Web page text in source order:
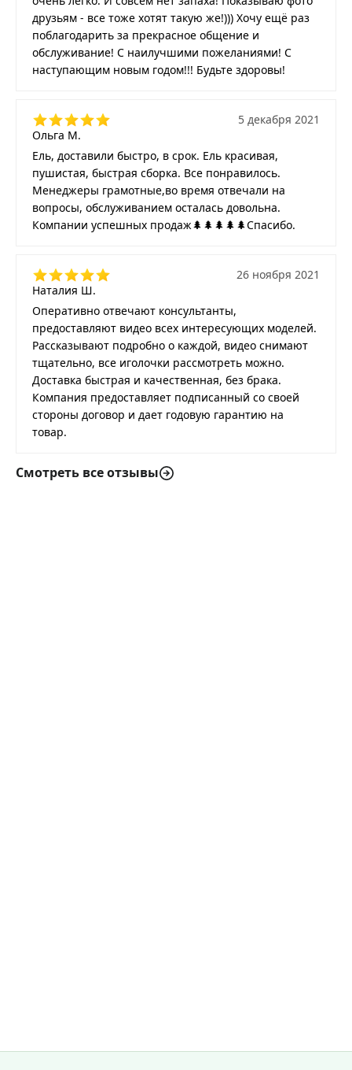
друзьям - все тоже хотят такую же!))) Хочу ещё раз
поблагодарить за прекрасное общение и
обслуживание! С наилучшими пожеланиями! С
наступающим новым годом!!! Будьте здоровы!
Ольга М.
5 декабря 2021
Ель, доставили быстро, в срок. Ель красивая,
пушистая, быстрая сборка. Все понравилось.
Менеджеры грамотные,во время отвечали на
вопросы, обслуживанием осталась довольна.
Компании успешных продаж🌲🌲🌲🌲🌲Спасибо.
Наталия Ш.
26 ноября 2021
Оперативно отвечают консультанты,
предоставляют видео всех интересующих моделей.
Рассказывают подробно о каждой, видео снимают
тщательно, все иголочки рассмотреть можно.
Доставка быстрая и качественная, без брака.
Компания предоставляет подписанный со своей
стороны договор и дает годовую гарантию на
товар.
Смотреть все отзывы